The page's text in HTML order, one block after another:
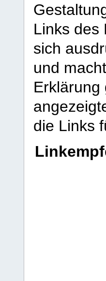
Links des
sich
und
Erklärung
die Links